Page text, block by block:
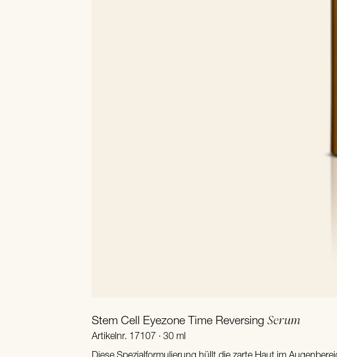
Stem Cell Eyezone Time Reversing Serum
Artikelnr. 17107 · 30 ml